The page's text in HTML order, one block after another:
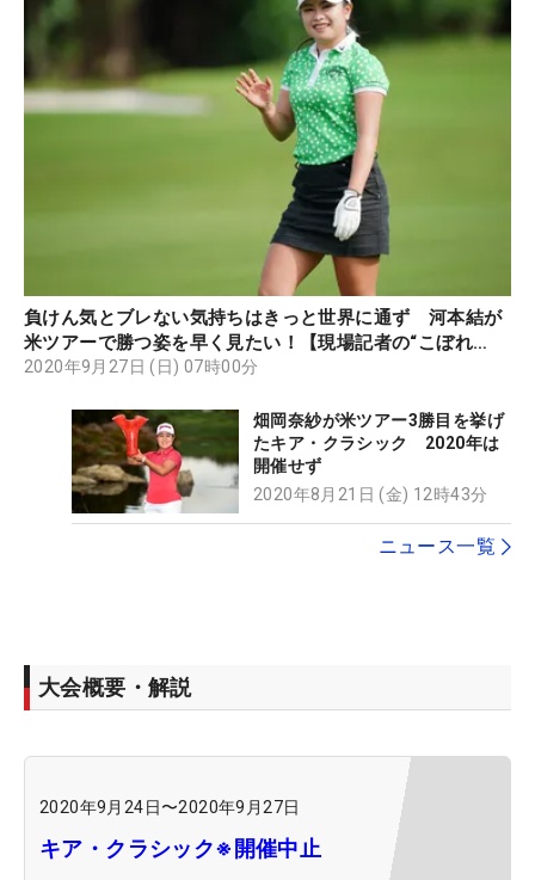
負けん気とブレない気持ちはきっと世界に通ず 河本結が
米ツアーで勝つ姿を早く見たい！【現場記者の“こぼれ
話”】
2020年9月27日 (日) 07時00分
畑岡奈紗が米ツアー3勝目を挙げ
たキア・クラシック 2020年は
開催せず
2020年8月21日 (金) 12時43分
ニュース一覧
大会概要・解説
2020年9月24日〜2020年9月27日
キア・クラシック※開催中止